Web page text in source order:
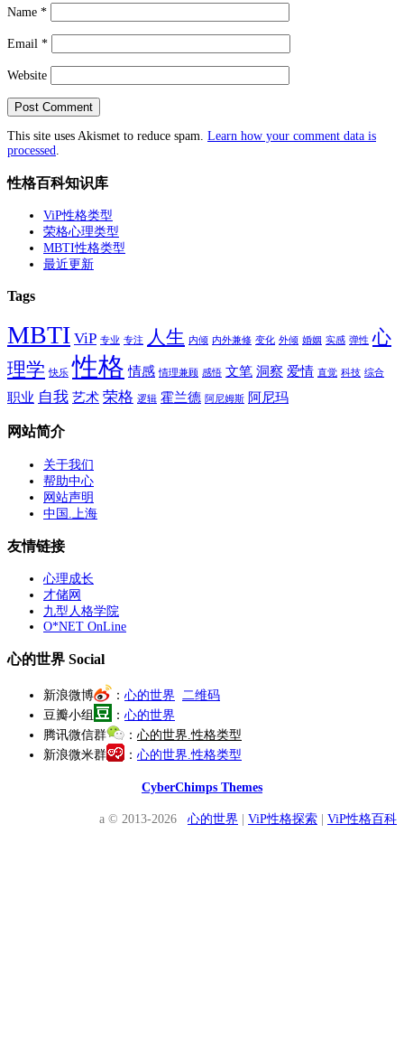
Name *
Email *
Website
This site uses Akismet to reduce spam. Learn how your comment data is
processed.
性格百科知识库
ViP性格类型
荣格心理类型
MBTI性格类型
最近更新
Tags
MBTI ViP 专业 专注 人生 内倾 内外兼修 变化 外倾 婚姻 实感 弹性 心
理学 快乐 性格 情感 情理兼顾 感悟 文笔 洞察 爱情 直觉 科技 综合
职业 自我 艺术 荣格 逻辑 霍兰德 阿尼姆斯 阿尼玛
网站简介
关于我们
帮助中心
网站声明
中国.上海
友情链接
心理成长
才储网
九型人格学院
O*NET OnLine
心的世界 Social
新浪微博 ： 心的世界 二维码
豆瓣小组
： 心的世界
腾讯微信群
： 心的世界.性格类型
新浪微米群
： 心的世界.性格类型
CyberChimps Themes
a © 2013-2026 心的世界 ViP性格探索 ViP性格百科